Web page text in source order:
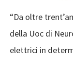
“Da oltre
della Uoc di
elettrici in